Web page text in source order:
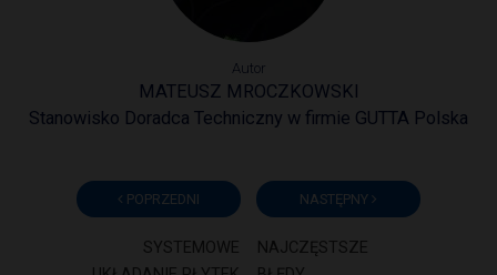
Autor
MATEUSZ MROCZKOWSKI
Stanowisko Doradca Techniczny w firmie GUTTA Polska
POPRZEDNI
SYSTEMOWE
NASTĘPNY
NAJCZĘSTSZE